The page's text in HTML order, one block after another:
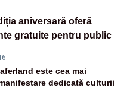
aniversară oferă
gratuite pentru public
este cea mai
dedicată culturii